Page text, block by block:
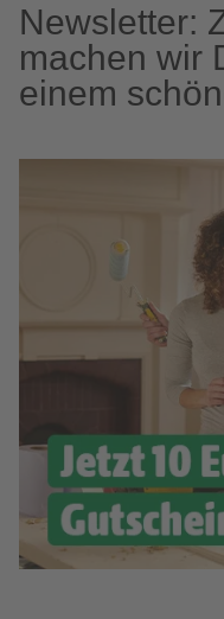
Newsletter:
machen wir
einem